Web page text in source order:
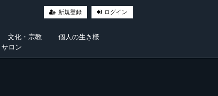
新規登録 ログイン
文化・宗教
個人の生き様
ロン